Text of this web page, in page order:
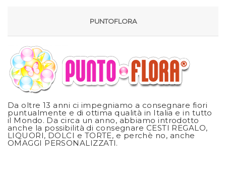
PUNTOFLORA
Da oltre 13 anni ci impegniamo a consegnare fiori
puntualmente e di ottima qualità in Italia e in tutto
il Mondo. Da circa un anno, abbiamo introdotto
anche la possibilità di consegnare CESTI REGALO,
LIQUORI, DOLCI e TORTE, e perchè no, anche
OMAGGI PERSONALIZZATI.